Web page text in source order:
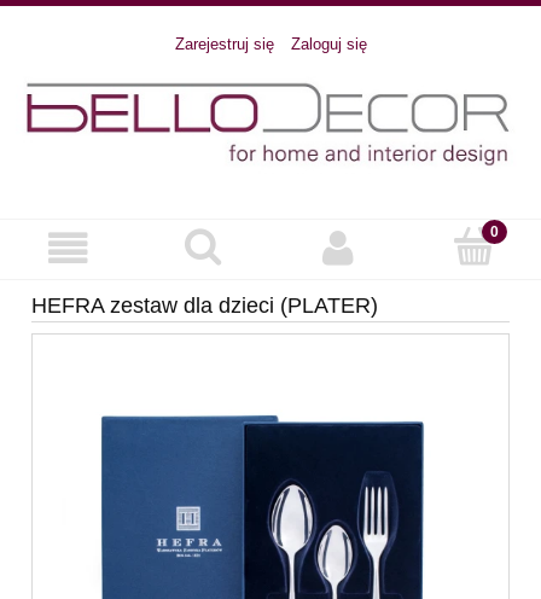
Zarejestruj się Zaloguj się
HEFRA zestaw dla dzieci (PLATER)